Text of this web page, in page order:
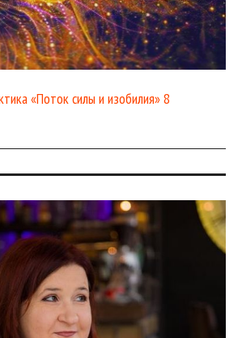
«Поток силы и изобилия» 8